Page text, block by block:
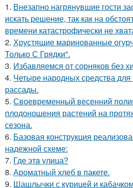
1. Внезапно нагрянувшие гости
искать решение, так как на
времени катастрофически не
2. Хрустящие маринованные
Только С Грядки".
3. Избавляемся от сорняков без
4. Четыре народных средства
рассады.
5. Своевременный весенний
плодоношения растений на
сезона.
6. Базовая конструкция
надежной схеме:
7. Где этa улица?
8. Ароматный хлеб в пакете.
9. Шашлычки с курицей и